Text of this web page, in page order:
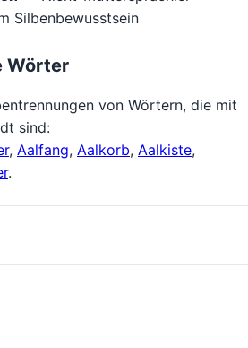
Silbenbewusstsein
Wörter
von Wörtern, die mit
sind:
, Aalfang, Aalkorb, Aalkiste,
.